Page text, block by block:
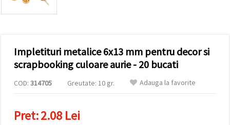
analiză și
marketing.
Puteți fi de
acord să
utilizați
toate
urile făcând
clic pe
Impletituri metalice 6x13 mm pentru decor si
scrapbooking culoare aurie - 20 bucati
COD: 314705 Greutate: 10 gr. Adauga la favorite
Pret:2.08 Lei